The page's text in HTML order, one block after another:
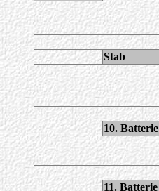
Stab
10. Batterie
11. Batterie